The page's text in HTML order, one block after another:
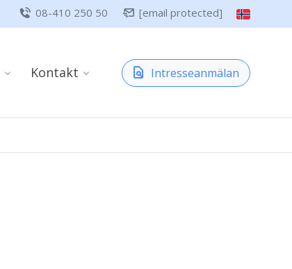
08-410 250 50 [email protected]
Kontakt Intresseanmälan